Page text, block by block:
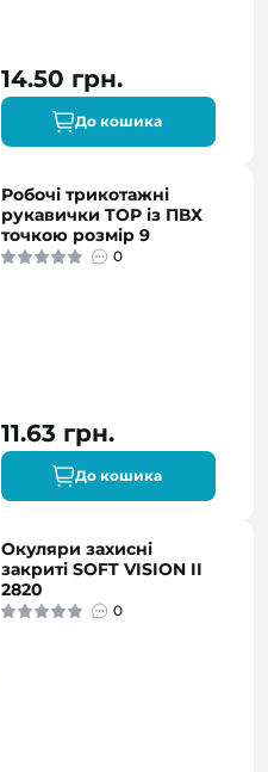
14.50 грн.
До кошика
Робочі трикотажні
рукавички TOР із ПВХ
точкою розмір 9
0
11.63 грн.
До кошика
Окуляри захисні
закриті SOFT VISION II
2820
0